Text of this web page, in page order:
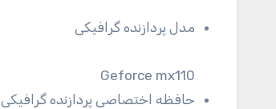
مدل پردازنده گرافیکی
Geforce mx110
حافظه اختصاصی پردازنده گرافیکی